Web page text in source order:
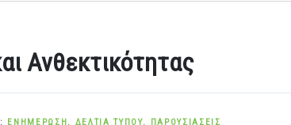
Ανθεκτικότητας
ΕΝΗΜΈΡΩΣΗ, ΔΕΛΤΊΑ ΤΎΠΟΥ, ΠΑΡΟΥΣΙΆΣΕΙΣ